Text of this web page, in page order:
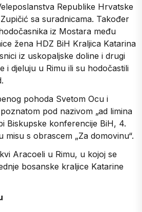
Republike Hrvatske
sa suradnicama. Također
iz Mostara među
žena HDZ BiH Kraljica Katarina
iz uskopaljske doline i drugi
i djeluju u Rimu ili su hodočastili
pohoda Svetom Ocu i
pod nazivom „ad limina
Biskupske konferencije BiH, 4.
misu s obrascem „Za domovinu“.
Aracoeli u Rimu, u kojoj se
bosanske kraljice Katarine